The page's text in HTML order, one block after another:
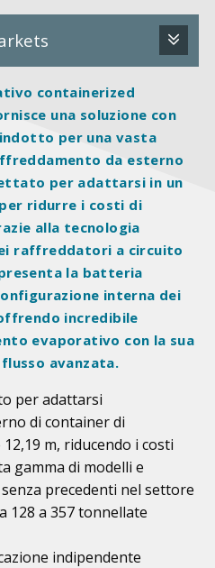
containerized
una soluzione con
per una vasta
da esterno
per adattarsi in un
ridurre i costi di
alla tecnologia
raffreddatori a circuito
presenta la batteria
interna dei
incredibile
evaporativo con la sua
avanzata.
per adattarsi
di container di
m, riducendo i costi
gamma di modelli e
precedenti nel settore
128 a 357 tonnellate
indipendente